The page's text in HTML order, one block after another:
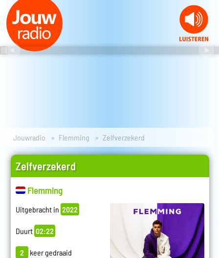
Jouwradio Flemming Zelfverzekerd
Zelfverzekerd
Flemming
Uitgebracht in 2022
Duurt 02:22
2 keer gedraaid